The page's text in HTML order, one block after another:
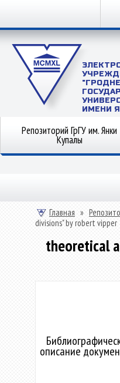
ИМЕНИ
Репозиторий ГрГУ им. Янки
Купалы
Главная »
divisions" by robert vipper
theoretical
описание